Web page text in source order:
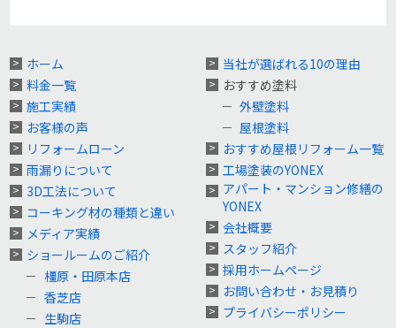
ホーム
料金一覧
施工実績
お客様の声
リフォームローン
雨漏りについて
3D工法について
コーキング材の種類と違い
メディア実績
ショールームのご紹介
橿原・田原本店
香芝店
生駒店
当社が選ばれる10の理由
おすすめ塗料
外壁塗料
屋根塗料
おすすめ屋根リフォーム一覧
工場塗装のYONEX
アパート・マンション修繕の
YONEX
会社概要
スタッフ紹介
採用ホームページ
お問い合わせ・お見積り
プライバシーポリシー